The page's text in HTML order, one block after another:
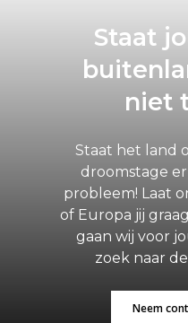
Staat
niet
Staat het land
droomstage
probleem! Laat
of Europa jij
gaan wij voor
zoek naar
Neem